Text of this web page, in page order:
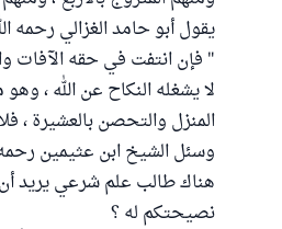
يقول أبو حامد الغزالي رحمه
" فإن انتفت في حقه الآفات
لا يشغله النكاح عن الله ،
المنزل والتحصن بالعشيرة ،
وسئل الشيخ ابن عثيمين رحمه
هناك طالب علم شرعي يريد
نصيحتكم له ؟